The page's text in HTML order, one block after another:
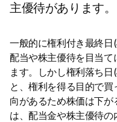
主優待があります。
一般的に権利付き最終日
配当や株主優待を目当て
ます。しかし権利落ち
と、権利を得る目的で
向があるため株価は下
は、配当金や株主優待